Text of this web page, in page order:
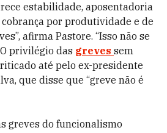
estabilidade, aposentadoria
por produtividade e de
afirma Pastore. “Isso não se
privilégio das greves sem
até pelo ex-presidente
que disse que “greve não é
greves do funciona­lismo